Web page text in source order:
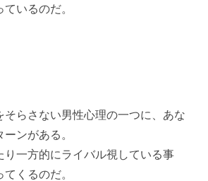
いるのだ。
そらさない男性心理の一つに、あな
ンがある。
り一方的にライバル視している事
くるのだ。